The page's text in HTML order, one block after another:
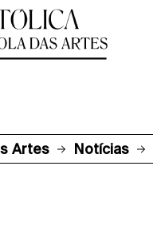
Artes Notícias